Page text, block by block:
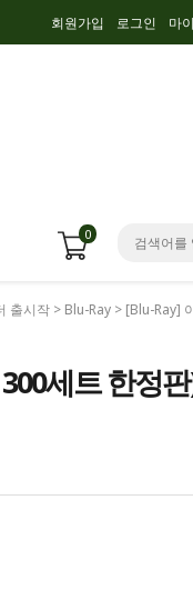
회원가입 로그인 마
0
출시작 > Blu-Ray > [Blu-Ray]
세트 한정